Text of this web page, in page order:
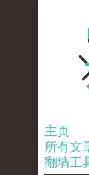
主页
所有文
翻墙工